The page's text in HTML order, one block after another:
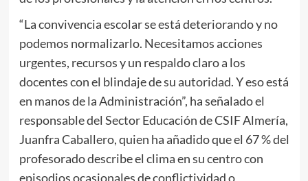
“La convivencia escolar se está deteriorando y no
podemos normalizarlo. Necesitamos acciones
urgentes, recursos y un respaldo claro a los
docentes con el blindaje de su autoridad. Y eso está
en manos de la Administración”, ha señalado el
responsable del Sector Educación de CSIF Almería,
Juanfra Caballero, quien ha añadido que el 67 % del
profesorado describe el clima en su centro con
episodios ocasionales de conflictividad o